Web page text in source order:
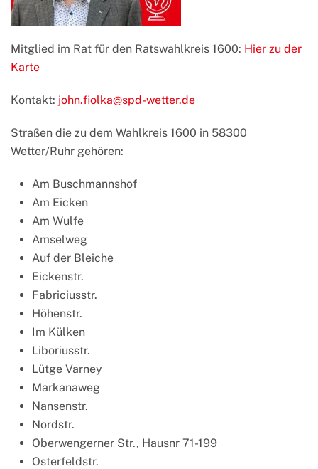
Mitglied im Rat für den Ratswahlkreis 1600: Hier zu der
Karte
Kontakt: john.fiolka@spd-wetter.de
Straßen die zu dem Wahlkreis 1600 in 58300
Wetter/Ruhr gehören:
Am Buschmannshof
Am Eicken
Am Wulfe
Amselweg
Auf der Bleiche
Eickenstr.
Fabriciusstr.
Höhenstr.
Im Külken
Liboriusstr.
Lütge Varney
Markanaweg
Nansenstr.
Nordstr.
Oberwengerner Str., Hausnr 71-199
Osterfeldstr.